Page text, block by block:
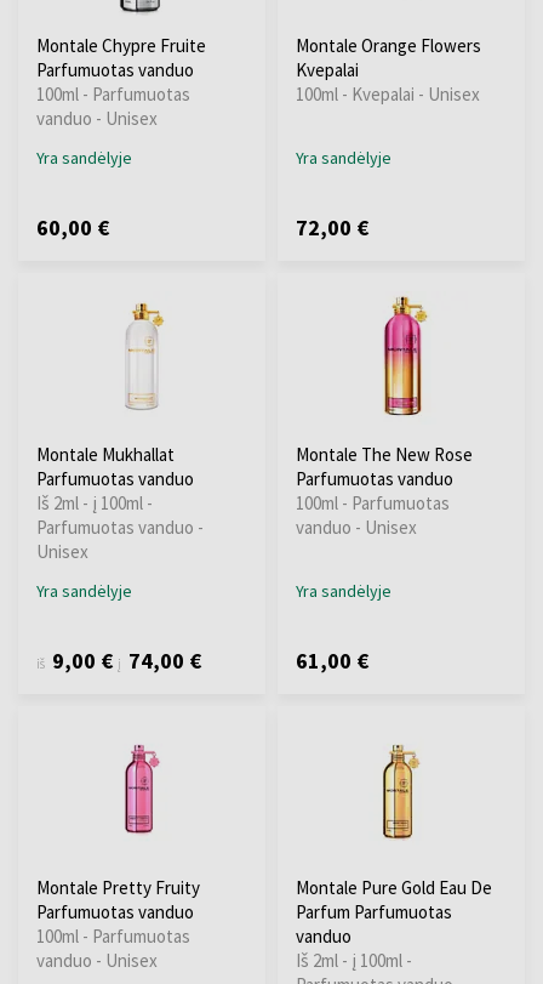
Montale Chypre Fruite
Parfumuotas vanduo
100ml - Parfumuotas
vanduo - Unisex
Yra sandėlyje
60,00 €
Montale Orange Flowers
Kvepalai
100ml - Kvepalai - Unisex
Yra sandėlyje
72,00 €
Montale Mukhallat
Parfumuotas vanduo
Iš 2ml - į 100ml -
Parfumuotas vanduo -
Unisex
Yra sandėlyje
iš 9,00 € į 74,00 €
Montale The New Rose
Parfumuotas vanduo
100ml - Parfumuotas
vanduo - Unisex
Yra sandėlyje
61,00 €
Montale Pretty Fruity
Parfumuotas vanduo
100ml - Parfumuotas
vanduo - Unisex
Montale Pure Gold Eau De
Parfum Parfumuotas
vanduo
Iš 2ml - į 100ml -